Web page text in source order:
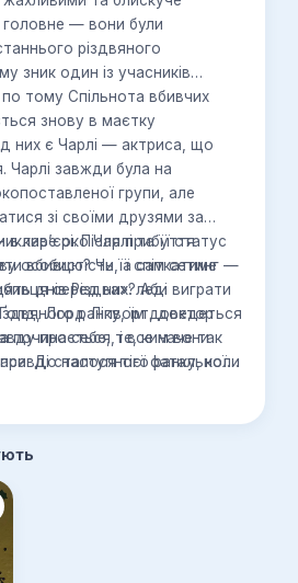
— вони були
різдвяного
зник один із учасників
тому Спільнота вбивчих
знову в маєтку
них є Чарлі — актриса, що
Чарлі завжди була на
групи, але
зі своїми друзями за
кар’єрі. Після прибуття
особистість, а сам сетинг —
днів Різдва»: леді
Лорд Ліпворт, доктор
починається, і все наче так
До наступного ранку, коли
мертвою. Повішеною. На
око Чарлі та її статус
вбивцю? Чи її спіткатиме
серед них? Аби виграти
ранку, їм доведеться
про себе, те, ким вони
сталося тієї фатальної
тому.